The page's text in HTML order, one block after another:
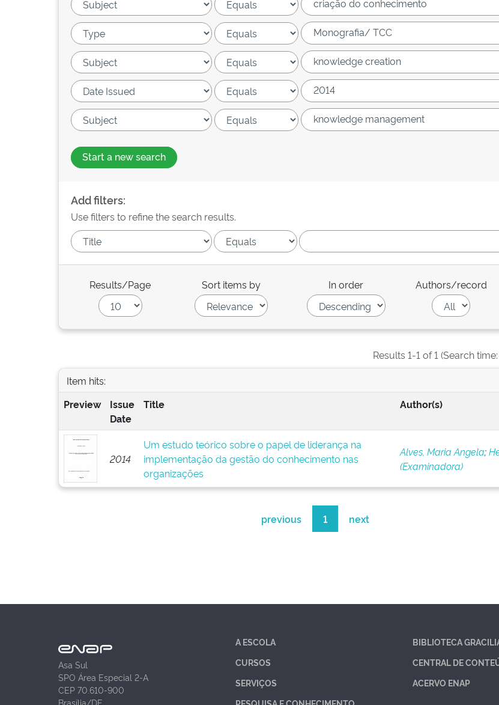
Start a new search
Add filters:
Use filters to refine the search results.
Results/Page Sort items by In order Authors/record
Results 1-1 of 1 (Search
Item hits:
Preview
Issue
Date
Title Author(s)
2014
Um estudo teórico sobre o papel de liderança na
implementação da gestão do conhecimento nas
organizações
Alves, Maria Angela;
(Examinadora)
previous 1 next
Asa Sul
SPO Área Especial 2-A
CEP 70.610-900
Brasília/DF
A ESCOLA
CURSOS
SERVIÇOS
BIBLIOTECA
CENTRAL DE
ACERVO ENAP